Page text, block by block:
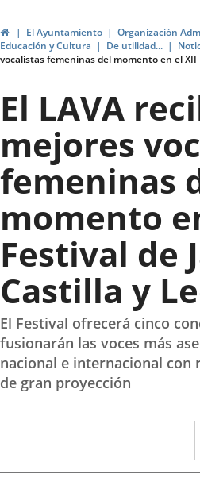
InicioEl Ayuntamiento Organización
Educación y Cultura
De utilidad...
vocalistas femeninas del momento en el XII
El LAVA
mejores
femeninas
momento
Festival de
Castilla y
El Festival ofrecerá cinco
fusionarán las voces más
nacional e internacional con
de gran proyección